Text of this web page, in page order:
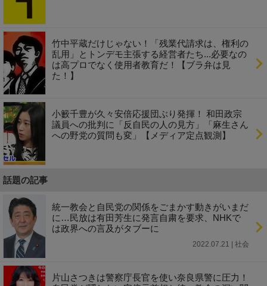
竹中平蔵だけじゃない！「残業代請求は、権利の
乱用」とトンデモ主張する経営者たち...必要なの
は高プロでなく使用者教育だ！【ブラ弁は見
た！】
小籔千豊が久々安倍応援団ぶり発揮！ 和田政宗
議員への批判に「反自民の人の見方」「麻生さん
への野党の質問も変」【メディア定点観測】
話題の記事
統一教会と自民党の関係をごまかす動きがいまだ
に…民放は有田芳生に発言自粛を要求、NHKで
は政界への言及がタブーに
2022.07.21 | 社会
片山さつきは警察庁長官を使い奈良県警に圧力！